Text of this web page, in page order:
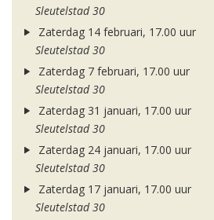
Sleutelstad 30
Zaterdag 14 februari, 17.00 uur
Sleutelstad 30
Zaterdag 7 februari, 17.00 uur
Sleutelstad 30
Zaterdag 31 januari, 17.00 uur
Sleutelstad 30
Zaterdag 24 januari, 17.00 uur
Sleutelstad 30
Zaterdag 17 januari, 17.00 uur
Sleutelstad 30